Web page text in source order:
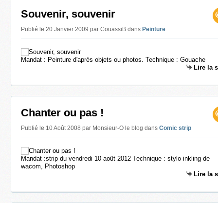
Souvenir, souvenir
Publié le 20 Janvier 2009 par CouassiB dans Peinture
Mandat : Peinture d'après objets ou photos. Technique : Gouache
Lire la
Chanter ou pas !
Publié le 10 Août 2008 par Monsieur-O le blog dans Comic strip
Mandat :strip du vendredi 10 août 2012 Technique : stylo inkling de
wacom, Photoshop
Lire la